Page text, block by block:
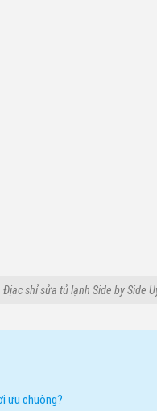
Địac shỉ sửa tủ lạnh Side by Side
ưu chuộng?